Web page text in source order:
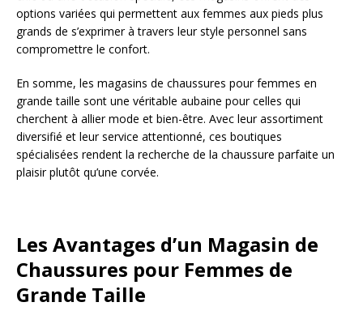
options variées qui permettent aux femmes aux pieds plus
grands de s’exprimer à travers leur style personnel sans
compromettre le confort.
En somme, les magasins de chaussures pour femmes en
grande taille sont une véritable aubaine pour celles qui
cherchent à allier mode et bien-être. Avec leur assortiment
diversifié et leur service attentionné, ces boutiques
spécialisées rendent la recherche de la chaussure parfaite un
plaisir plutôt qu’une corvée.
Les Avantages d’un Magasin de
Chaussures pour Femmes de
Grande Taille